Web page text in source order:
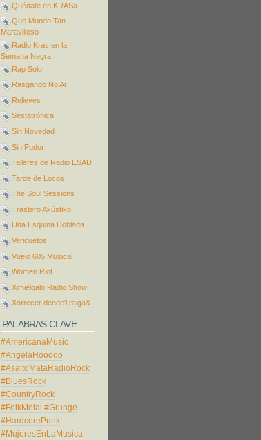
Quédate en KRASa
Que Mundo Tan
Maravilloso
Radio Kras en la
Semana Negra
Rap Solo
Rasgando No Ar
Relieves
Sestatrónica
Sin Novedad
Sin Pudor
Talleres de Radio ESAD
Tarde de Locos
The Soul Sessions
Trastero Akústiko
Una Esquina Doblada
Vericuetos
Vuelo 605 Musical
Women Riot
Ximiélgalo Radio Show
Xorrecer dende'l raiga&
PALABRAS CLAVE
#AmericanaMusic
#AngelaHoodoo
#AsaltoMataRadioRock
#BluesRock
#CountryRock
#FolkMetal #Grunge
#HardcorePunk
#MujeresEnLaMusica